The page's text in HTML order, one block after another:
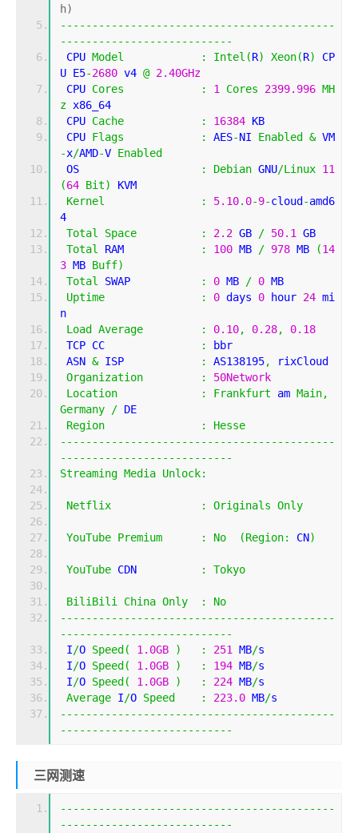
h)
-------------------------------------------
---------------------------
CPU Model : Intel (R) Xeon(R)
CP
U E5-2680 v4 @ 2.40GHz
CPU Cores : 1 Cores 2399.996 MH
z x86_64
CPU Cache : 16384 KB
CPU Flags : AES-NI Enabled & VM
-x/AMD-V Enabled
OS
: Debian GNU/Linux 11
(64 Bit)
KVM
Kernel
: 5.10. 0-9-cloud -amd6
4
Total
Space : 2.2 GB / 50.1
GB
Total
RAM : 100 MB / 978 MB (14
3 MB Buff)
Total
SWAP : 0 MB / 0 MB
Uptime
: 0 days 0 hour 24 mi
n
Load
Average : 0.10, 0.28,
0.18
TCP CC
:
bbr
ASN & ISP : AS138195,
rixCloud
Organization
:
50Network
Location
: Frankfurt am Main,
Germany
/ DE
Region
:
Hesse
-------------------------------------------
---------------------------
Streaming Media Unlock:
Netflix : Originals Only
YouTube Premium : No (Region: CN)
YouTube CDN : Tokyo
BiliBili China Only :
No
-------------------------------------------
---------------------------
I/O Speed ( 1.0GB ) : 251 MB/s
I/O Speed ( 1.0GB ) : 194 MB/s
I/O Speed ( 1.0GB ) : 224 MB/s
Average I/O Speed : 223.0 MB/s
-------------------------------------------
---------------------------
三网测速
-------------------------------------------
---------------------------